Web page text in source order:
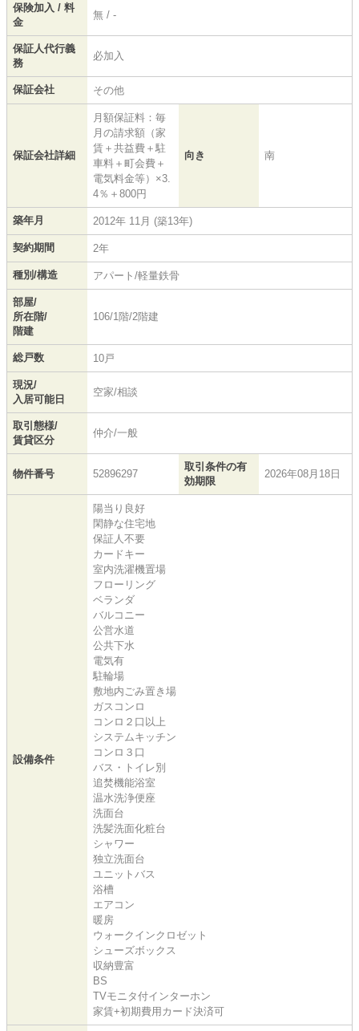
保険加入 / 料
金
無 / -
保証人代行義
務
必加入
保証会社 その他
保証会社詳細
月額保証料：毎
月の請求額（家
賃＋共益費＋駐
車料＋町会費＋
電気料金等）×3.
4％＋800円
向き 南
築年月 2012年 11月 (築13年)
契約期間 2年
種別/構造 アパート/軽量鉄骨
部屋/
所在階/
階建
106/1階/2階建
総戸数 10戸
現況/
入居可能日
空家/相談
取引態様/
賃貸区分
仲介/一般
物件番号 52896297
取引条件の有
効期限
2026年08月18日
設備条件
陽当り良好
閑静な住宅地
保証人不要
カードキー
室内洗濯機置場
フローリング
ベランダ
バルコニー
公営水道
公共下水
電気有
駐輪場
敷地内ごみ置き場
ガスコンロ
コンロ２口以上
システムキッチン
コンロ３口
バス・トイレ別
追焚機能浴室
温水洗浄便座
洗面台
洗髪洗面化粧台
シャワー
独立洗面台
ユニットバス
浴槽
エアコン
暖房
ウォークインクロゼット
シューズボックス
収納豊富
BS
TVモニタ付インターホン
家賃+初期費用カード決済可